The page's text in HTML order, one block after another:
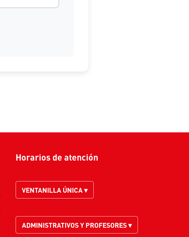
Horarios de atención
VENTANILLA ÚNICA ▾
ADMINISTRATIVOS Y PROFESORES ▾